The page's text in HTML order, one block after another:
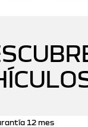
12 mes